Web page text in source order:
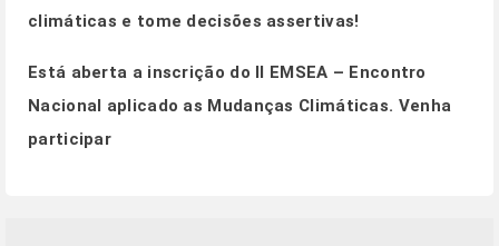
climáticas e tome decisões assertivas!
Está aberta a inscrição do II EMSEA – Encontro
Nacional aplicado as Mudanças Climáticas. Venha
participar